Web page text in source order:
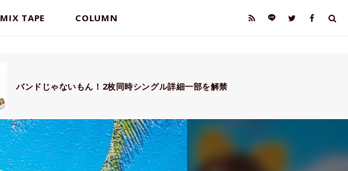
MIX TAPE COLUMN
バンドじゃないもん！2枚同時シングル詳細一部を解禁